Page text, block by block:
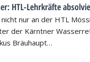
HTL-Lehrkräfte
nur an der HTL
der Kärntner
Bräuhaupt…